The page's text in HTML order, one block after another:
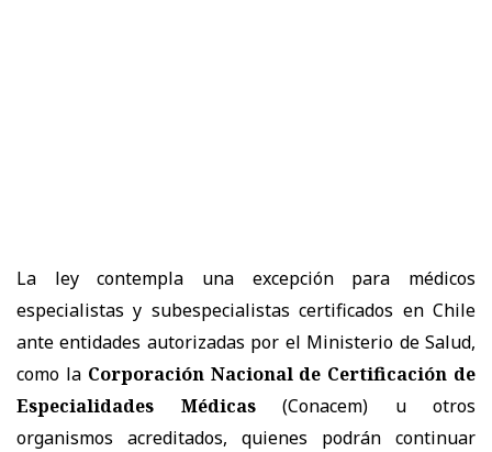
La ley contempla una excepción para médicos
especialistas y subespecialistas certificados en Chile
ante entidades autorizadas por el Ministerio de Salud,
como la Corporación Nacional de Certificación de
Especialidades Médicas(Conacem) u otros
organismos acreditados, quienes podrán continuar